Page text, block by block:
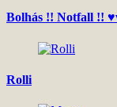
Bolhás !! Notfall !!
Rolli